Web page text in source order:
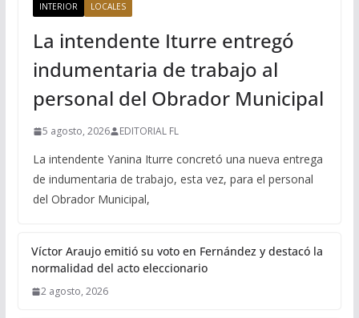
INTERIOR LOCALES
La intendente Iturre entregó
indumentaria de trabajo al
personal del Obrador Municipal
5 agosto, 2026 EDITORIAL FL
La intendente Yanina Iturre concretó una nueva entrega
de indumentaria de trabajo, esta vez, para el personal
del Obrador Municipal,
Víctor Araujo emitió su voto en Fernández y destacó la
normalidad del acto eleccionario
2 agosto, 2026